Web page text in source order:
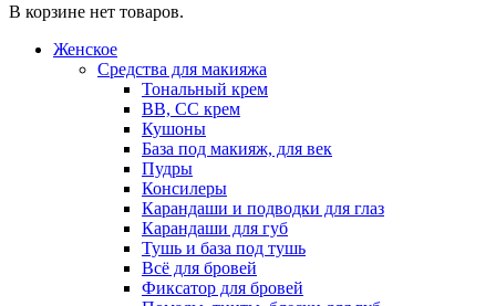
В корзине нет товаров.
Женское
Средства для макияжа
Тональный крем
BB, CC крем
Кушоны
База под макияж, для век
Пудры
Консилеры
Карандаши и подводки для глаз
Карандаши для губ
Тушь и база под тушь
Всё для бровей
Фиксатор для бровей